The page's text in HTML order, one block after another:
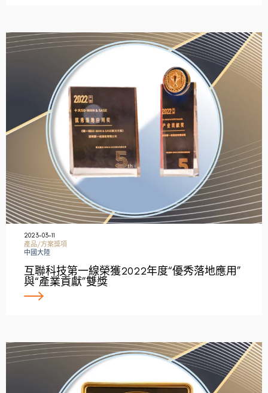
2023-03-11
產品/方案獎項
中國大陸
互聯科技第一線榮獲2022年度“優秀落地應用”
與“產業貢獻”雙獎